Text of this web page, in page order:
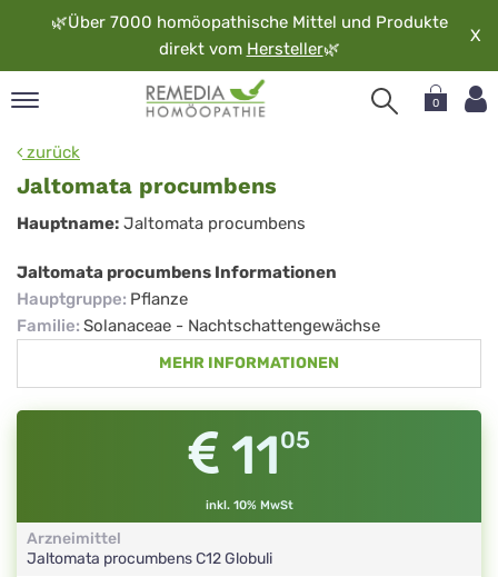
🌿Über 7000 homöopathische Mittel und Produkte
direkt vom Hersteller🌿
X
0
zurück
Jaltomata procumbens
Jaltomata
procumbens
Hauptname: Jaltomata procumbens
Jaltomata procumbens Informationen
Hauptgruppe: Pflanze
Familie: Solanaceae - Nachtschattengewächse
MEHR INFORMATIONEN
1105
inkl. 10% MwSt
Arzneimittel
Jaltomata procumbensC12Globuli